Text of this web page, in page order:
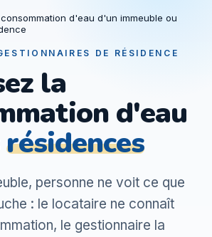
d'eau d'un immeuble ou
DE RÉSIDENCE
la
d'eau
résidences
personne ne voit ce que
: le locataire ne connaît
le gestionnaire la